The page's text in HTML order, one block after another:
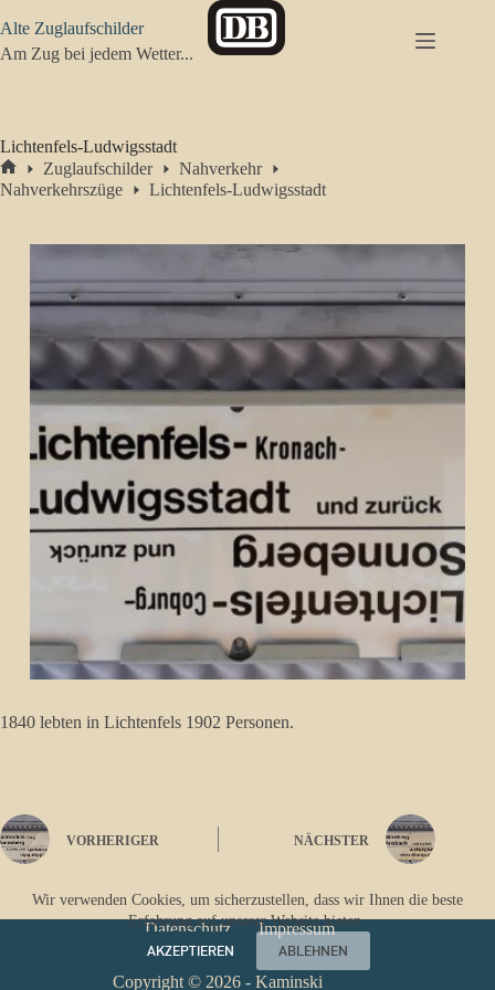
Inhalt
springen
Wir verwenden Cookies, um sicherzustellen, dass wir Ihnen die beste
Erfahrung auf unserer Website bieten.
AKZEPTIEREN
ABLEHNEN
Alte Zuglaufschilder
Am Zug bei jedem Wetter...
Lichtenfels-Ludwigsstadt
Start
Zuglaufschilder
Nahverkehr
Nahverkehrszüge
Lichtenfels-Ludwigsstadt
1840 lebten in Lichtenfels 1902 Personen.
VORHERIGER NÄCHSTER
Datenschutz Impressum
Copyright © 2026 - Kaminski